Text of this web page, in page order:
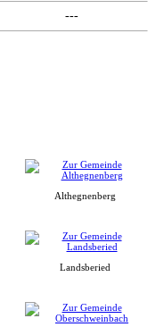
---
Althegnenberg
Landsberied